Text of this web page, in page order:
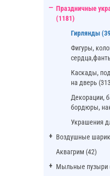
Праздничные
(1181)
Гирлянды
Фигуры,
Каскады,
на дверь
Декорации,
бордюры,
Украшения
Воздушные
Аквагрим (42)
Мыльные пузыри